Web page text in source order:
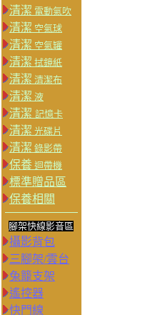
清潔 電動氣吹
清潔 空氣球
清潔 空氣罐
清潔 拭鏡紙
清潔 清潔布
清潔 液
清潔 記憶卡
清潔 光碟片
清潔 錄影帶
保養 迴帶機
標準贈品區
保養相關
腳架快線影音區
攝影背包
三腳架/雲台
兔籠支架
遙控器
快門線